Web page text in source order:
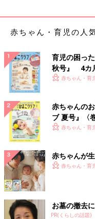
赤ちゃん・育児の人
育児の困っ
秋号』 4カ
いっぱい！
赤ちゃん・育
赤ちゃんの
ブ 夏号』〈
く！ おっぱ
赤ちゃん・育
赤ちゃんが
赤ちゃん・育
お墓の撤去
PR(くらしの話題)